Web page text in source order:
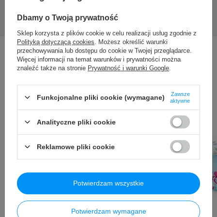
Dbamy o Twoją prywatność
Sklep korzysta z plików cookie w celu realizacji usług zgodnie z
Polityką dotyczącą cookies . Możesz określić warunki
przechowywania lub dostępu do cookie w Twojej przeglądarce.
Więcej informacji na temat warunków i prywatności można
znaleźć także na stronie Prywatność i warunki Google
Funkcjonalne pliki cookie (wymagane)
Zawsze
aktywne
Analityczne pliki cookie
Reklamowe pliki cookie
Potwierdzam wymagane
Potwierdzam wszystkie